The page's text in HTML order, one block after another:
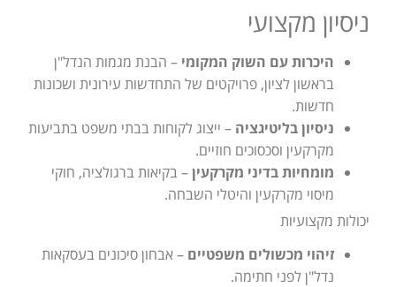
ניסיון מקצועי
היכרות עם השוק המקומי – הבנת מגמות הנדל"ן
בראשון לציון, פרויקטים של התחדשות עירונית ושכונות
חדשות.
ניסיון בליטיגציה – ייצוג לקוחות בבתי משפט בתביעות
מקרקעין וסכסוכים חוזיים.
מומחיות בדיני מקרקעין– בקיאות ברגולציה, חוקי
מיסוי מקרקעין והיטלי השבחה.
יכולות מקצועיות
זיהוי מכשולים משפטיים – אבחון סיכונים בעסקאות
נדל"ן לפני חתימה.